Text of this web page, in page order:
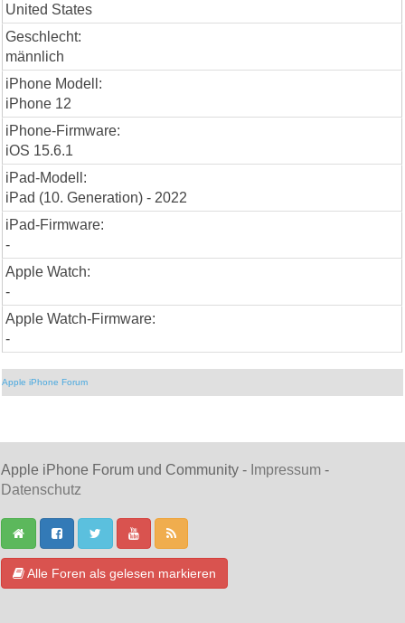
United States
Geschlecht:
männlich
iPhone Modell:
iPhone 12
iPhone-Firmware:
iOS 15.6.1
iPad-Modell:
iPad (10. Generation) - 2022
iPad-Firmware:
-
Apple Watch:
-
Apple Watch-Firmware:
-
Apple iPhone Forum
Apple iPhone Forum und Community - Impressum -
Datenschutz
Alle Foren als gelesen markieren